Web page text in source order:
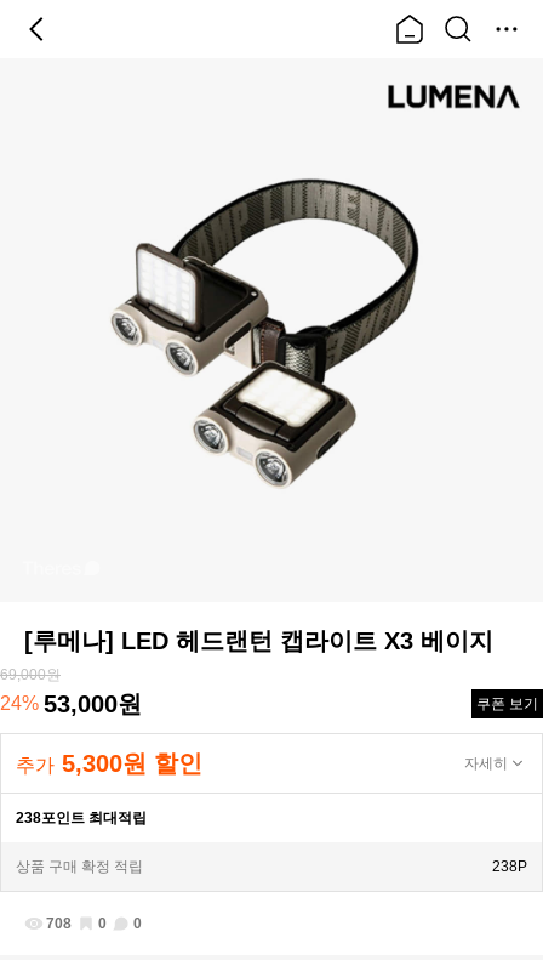
[루메나] LED 헤드랜턴 캡라이트 X3 베이지
69,000원
24% 53,000원 쿠폰 보기
추가 5,300원 할인 자세히
238포인트 최대적립
상품 구매 확정 적립 238P
708 0 0